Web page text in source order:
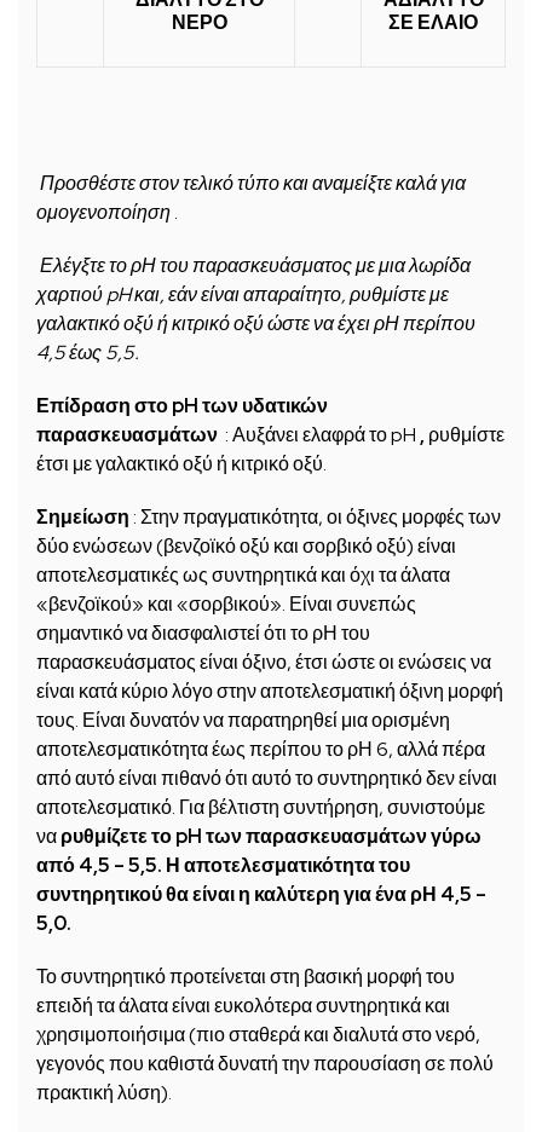
ΝΕΡΟ
ΣΕ ΕΛΑΙΟ
Προσθέστε στον τελικό τύπο και αναμείξτε καλά για
ομογενοποίηση.
Ελέγξτε το ρΗ του παρασκευάσματος με μια λωρίδα
χαρτιού pH και, εάν είναι απαραίτητο, ρυθμίστε με
γαλακτικό οξύ ή κιτρικό οξύ ώστε να έχει ρΗ περίπου
4,5 έως 5,5.
Επίδραση στο pH των υδατικών
παρασκευασμάτων : Αυξάνει ελαφρά το pH , ρυθμίστε
έτσι με γαλακτικό οξύ ή κιτρικό οξύ.
Σημείωση : Στην πραγματικότητα, οι όξινες μορφές των
δύο ενώσεων (βενζοϊκό οξύ και σορβικό οξύ) είναι
αποτελεσματικές ως συντηρητικά και όχι τα άλατα
«βενζοϊκού» και «σορβικού». Είναι συνεπώς
σημαντικό να διασφαλιστεί ότι το ρΗ του
παρασκευάσματος είναι όξινο, έτσι ώστε οι ενώσεις να
είναι κατά κύριο λόγο στην αποτελεσματική όξινη μορφή
τους. Είναι δυνατόν να παρατηρηθεί μια ορισμένη
αποτελεσματικότητα έως περίπου το ρΗ 6, αλλά πέρα ​​
από αυτό είναι πιθανό ότι αυτό το συντηρητικό δεν είναι
αποτελεσματικό. Για βέλτιστη συντήρηση, συνιστούμε
ναρυθμίζετε το pH των παρασκευασμάτων γύρω
από 4,5 – 5,5. Η αποτελεσματικότητα του
συντηρητικού θα είναι η καλύτερη για ένα ρΗ 4,5 –
5,0.
Το συντηρητικό προτείνεται στη βασική μορφή του
επειδή τα άλατα είναι ευκολότερα συντηρητικά και
χρησιμοποιήσιμα (πιο σταθερά και διαλυτά στο νερό,
γεγονός που καθιστά δυνατή την παρουσίαση σε πολύ
πρακτική λύση).